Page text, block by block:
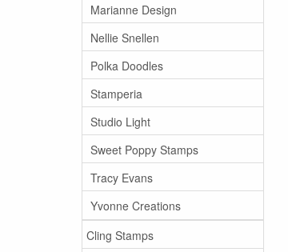
Marianne Design
Nellie Snellen
Polka Doodles
Stamperia
Studio Light
Sweet Poppy Stamps
Tracy Evans
Yvonne Creations
Cling Stamps